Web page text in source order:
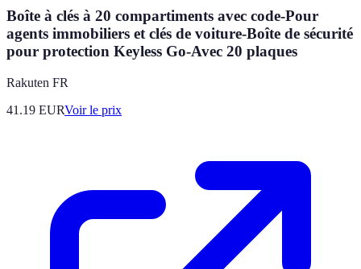
Boîte à clés à 20 compartiments avec code-Pour
agents immobiliers et clés de voiture-Boîte de sécurité
pour protection Keyless Go-Avec 20 plaques
Rakuten FR
41.19 EURVoir le prix